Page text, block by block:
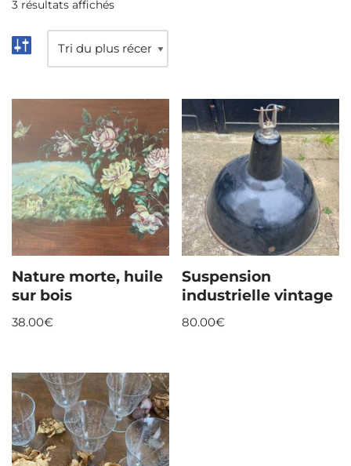
3 résultats affichés
Nature morte, huile
sur bois
38.00€
Suspension
industrielle vintage
80.00€